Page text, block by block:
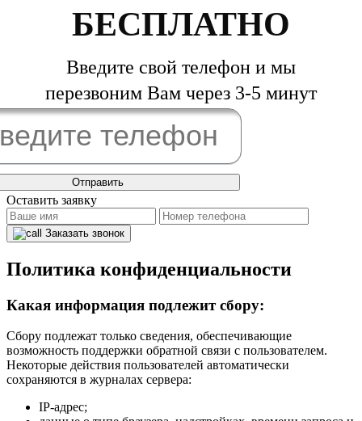
БЕСПЛАТНО
Введите свой телефон и мы
перезвоним Вам через 3-5 минут
Оставить заявку
Заказать звонок
Политика конфиденциальности
Какая информация подлежит сбору:
Сбору подлежат только сведения, обеспечивающие
возможность поддержки обратной связи с пользователем.
Некоторые действия пользователей автоматически
сохраняются в журналах сервера:
IP-адрес;